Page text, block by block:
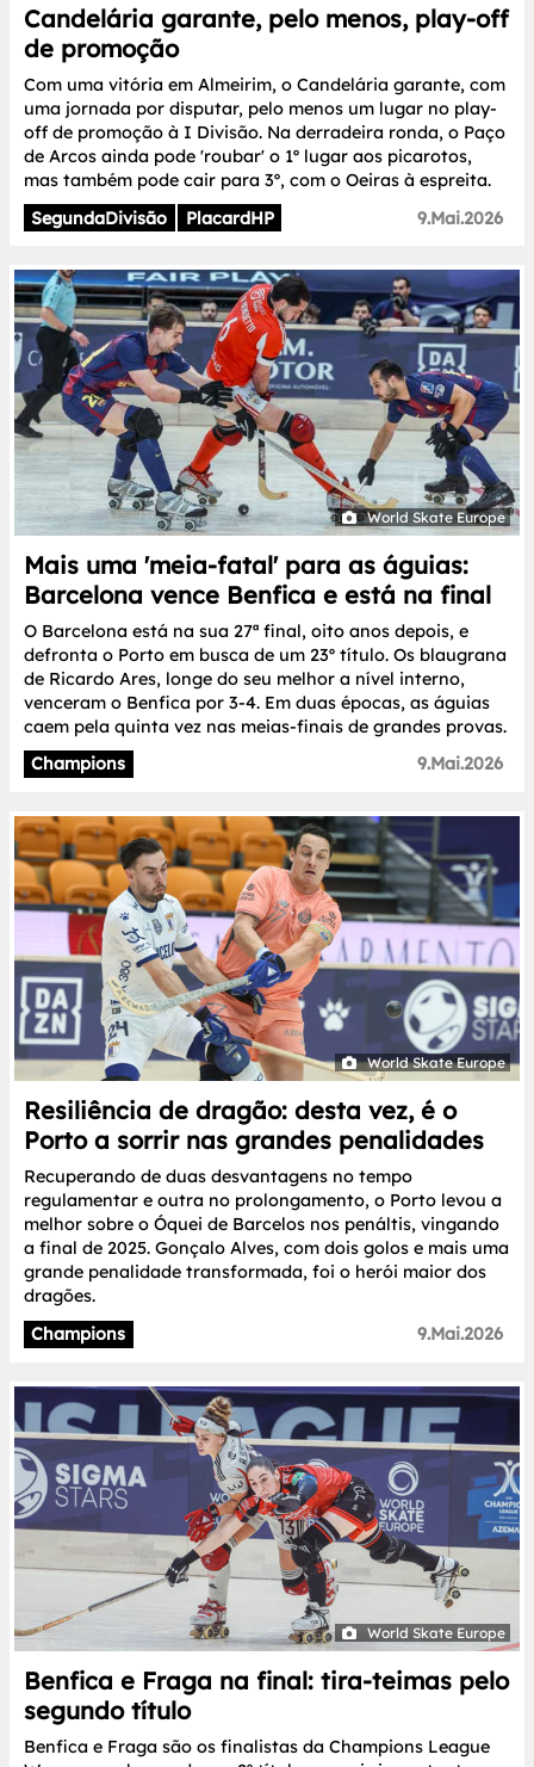
Candelária garante, pelo menos, play-off
de promoção
Com uma vitória em Almeirim, o Candelária garante, com
uma jornada por disputar, pelo menos um lugar no play-
off de promoção à I Divisão. Na derradeira ronda, o Paço
de Arcos ainda pode 'roubar' o 1º lugar aos picarotos,
mas também pode cair para 3º, com o Oeiras à espreita.
SegundaDivisão
PlacardHP 9.Mai.2026
World Skate Europe
Mais uma 'meia-fatal' para as águias:
Barcelona vence Benfica e está na final
O Barcelona está na sua 27ª final, oito anos depois, e
defronta o Porto em busca de um 23º título. Os blaugrana
de Ricardo Ares, longe do seu melhor a nível interno,
venceram o Benfica por 3-4. Em duas épocas, as águias
caem pela quinta vez nas meias-finais de grandes provas.
Champions
9.Mai.2026
World Skate Europe
Resiliência de dragão: desta vez, é o
Porto a sorrir nas grandes penalidades
Recuperando de duas desvantagens no tempo
regulamentar e outra no prolongamento, o Porto levou a
melhor sobre o Óquei de Barcelos nos penáltis, vingando
a final de 2025. Gonçalo Alves, com dois golos e mais uma
grande penalidade transformada, foi o herói maior dos
dragões.
Champions
9.Mai.2026
World Skate Europe
Benfica e Fraga na final: tira-teimas pelo
segundo título
Benfica e Fraga são os finalistas da Champions League